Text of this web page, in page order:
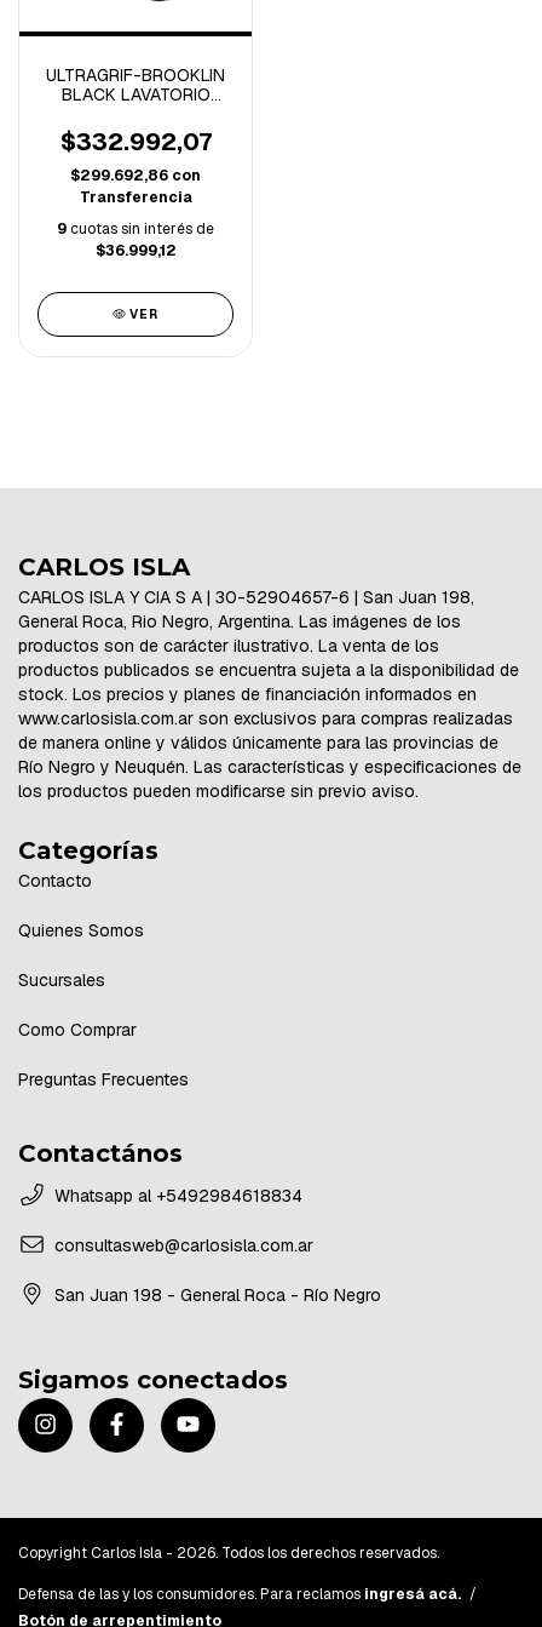
ULTRAGRIF-BROOKLIN
BLACK LAVATORIO
-UGA1013B03-
$332.992,07
$299.692,86 con
Transferencia
9cuotas sin interés de
$36.999,12
VER
CARLOS ISLA
CARLOS ISLA Y CIA S A | 30-52904657-6 | San Juan 198,
General Roca, Rio Negro, Argentina. Las imágenes de los
productos son de carácter ilustrativo. La venta de los
productos publicados se encuentra sujeta a la disponibilidad de
stock. Los precios y planes de financiación informados en
www.carlosisla.com.ar son exclusivos para compras realizadas
de manera online y válidos únicamente para las provincias de
Río Negro y Neuquén. Las características y especificaciones de
los productos pueden modificarse sin previo aviso.
Categorías
Contacto
Quienes Somos
Sucursales
Como Comprar
Preguntas Frecuentes
Contactános
Whatsapp al +5492984618834
consultasweb@carlosisla.com.ar
San Juan 198 - General Roca - Río Negro
Sigamos conectados
Copyright Carlos Isla - 2026. Todos los derechos reservados.
Defensa de las y los consumidores. Para reclamos ingresá acá. /
Botón de arrepentimiento